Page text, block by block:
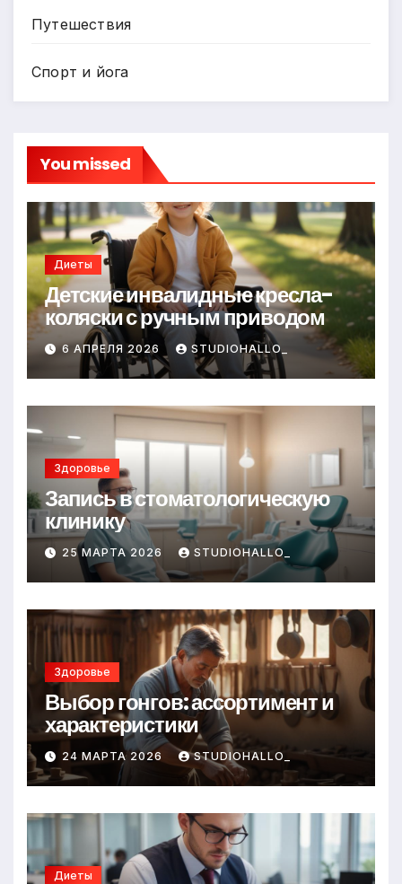
Путешествия
Спорт и йога
You missed
Диеты
Детские инвалидные кресла-
коляски с ручным приводом
6 АПРЕЛЯ 2026 STUDIOHALLO_
Здоровье
Запись в стоматологическую
клинику
25 МАРТА 2026 STUDIOHALLO_
Здоровье
Выбор гонгов: ассортимент и
характеристики
24 МАРТА 2026 STUDIOHALLO_
Диеты